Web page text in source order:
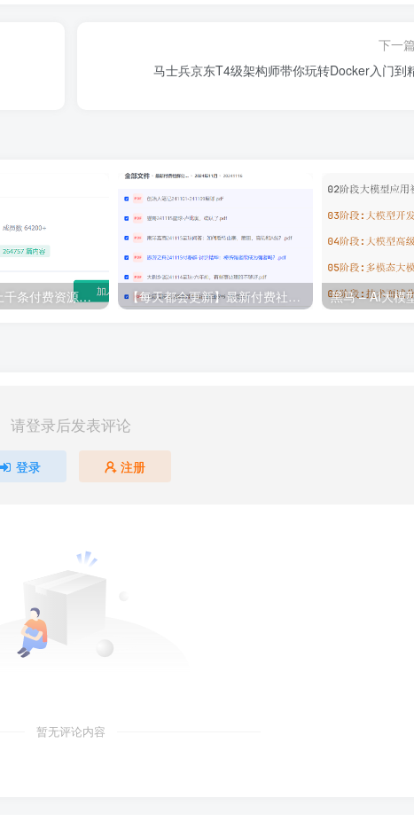
下一篇
马士兵京东T4级架构师带你玩转Docker入门到
💵 生财有术·上千条付费资源合集（最新） 【每天都会更新】最新付费社群公众号文章 黑马 – AI大模
请登录后发表评论
登录 注册
暂无评论内容